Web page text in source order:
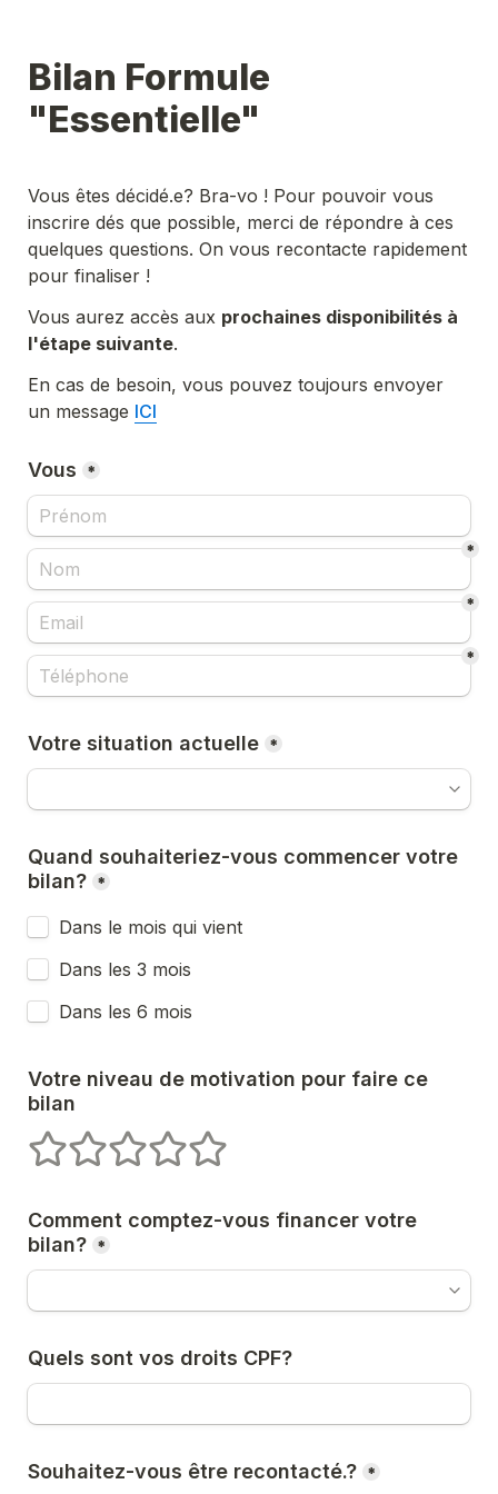
Bilan Formule
"Essentielle"
Vous êtes décidé.e? Bra-vo ! Pour pouvoir vous
inscrire dés que possible, merci de répondre à ces
quelques questions. On vous recontacte rapidement
pour finaliser !
Vous aurez accès aux prochaines disponibilités à
l'étape suivante.
En cas de besoin, vous pouvez toujours envoyer
un message ICI
Vous *
*
*
*
Votre situation actuelle *
Quand souhaiteriez-vous commencer votre
bilan? *
Dans le mois qui vient
Dans les 3 mois
Dans les 6 mois
Votre niveau de motivation pour faire ce
bilan
1 stars2 stars3 stars4 stars5 stars
Comment comptez-vous financer votre
bilan? *
Quels sont vos droits CPF?
Souhaitez-vous être recontacté.? *